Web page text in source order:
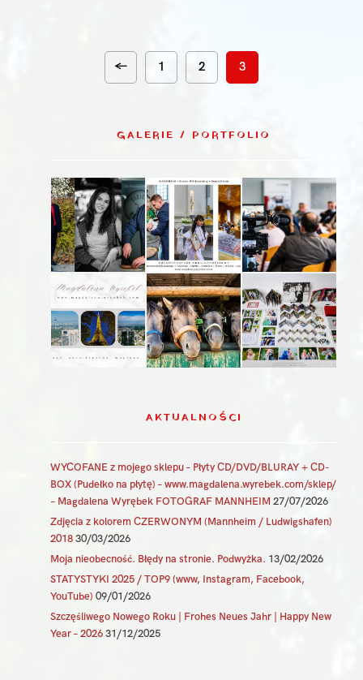
← 1 2 3
GALERIE / PORTFOLIO
AKTUALNOŚCI
WYCOFANE z mojego sklepu – Płyty CD/DVD/BLURAY + CD-
BOX (Pudełko na płytę) – www.magdalena.wyrebek.com/sklep/
– Magdalena Wyrębek FOTOGRAF MANNHEIM 27/07/2026
Zdjęcia z kolorem CZERWONYM (Mannheim / Ludwigshafen)
2018 30/03/2026
Moja nieobecność. Błędy na stronie. Podwyżka. 13/02/2026
STATYSTYKI 2025 / TOP9 (www, Instagram, Facebook,
YouTube) 09/01/2026
Szczęśliwego Nowego Roku | Frohes Neues Jahr | Happy New
Year – 2026 31/12/2025